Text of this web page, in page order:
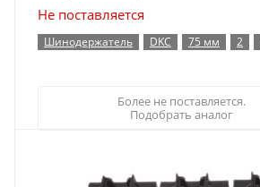
Не поставляется
Шинодержатель DKC 75 мм 2
Более не поставляется.
Подобрать аналог